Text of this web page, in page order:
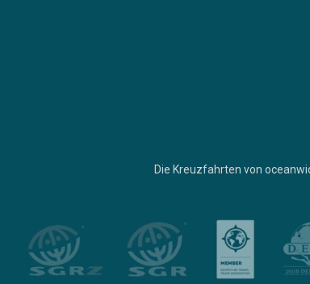
Die Kreuzfahrten von